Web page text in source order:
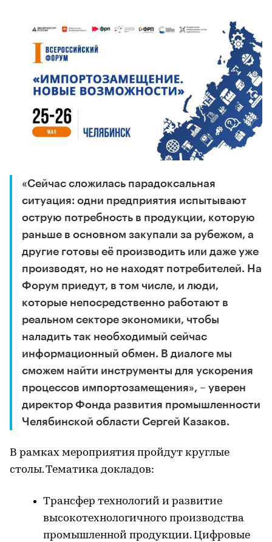
«Сейчас сложилась парадоксальная
ситуация: одни предприятия испытывают
острую потребность в продукции, которую
раньше в основном закупали за рубежом, а
другие готовы её производить или даже уже
производят, но не находят потребителей. На
Форум приедут, в том числе, и люди,
которые непосредственно работают в
реальном секторе экономики, чтобы
наладить так необходимый сейчас
информационный обмен. В диалоге мы
сможем найти инструменты для ускорения
процессов импортозамещения», – уверен
директор Фонда развития промышленности
Челябинской области Сергей Казаков.
В рамках мероприятия пройдут круглые
столы. Тематика докладов:
Трансфер технологий и развитие
высокотехнологичного производства
промышленной продукции. Цифровые